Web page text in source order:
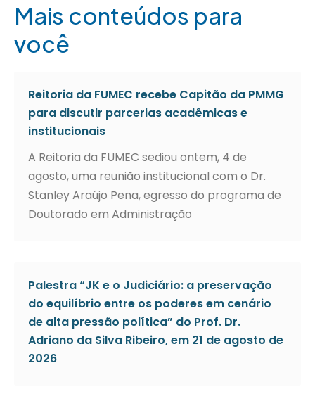
Mais conteúdos para
você
Reitoria da FUMEC recebe Capitão da PMMG
para discutir parcerias acadêmicas e
institucionais
A Reitoria da FUMEC sediou ontem, 4 de
agosto, uma reunião institucional com o Dr.
Stanley Araújo Pena, egresso do programa de
Doutorado em Administração
Palestra “JK e o Judiciário: a preservação
do equilíbrio entre os poderes em cenário
de alta pressão política” do Prof. Dr.
Adriano da Silva Ribeiro, em 21 de agosto de
2026